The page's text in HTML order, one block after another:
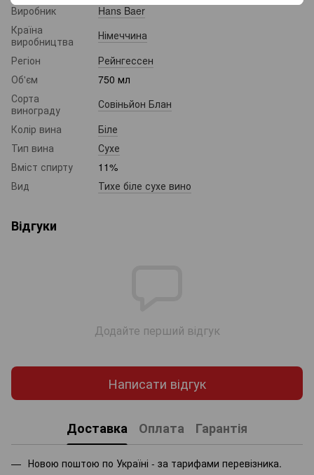
Виробник
Hans Baer
Країна
виробництва
Німеччина
Регіон
Рейнгессен
Об'єм
750 мл
Сорта
винограду
Совіньйон Блан
Колір вина
Біле
Тип вина
Сухе
Вміст спирту
11%
Вид
Тихе біле сухе вино
Відгуки
Додайте перший відгук
Написати відгук
Доставка Оплата Гарантія
Новою поштою по Україні - за тарифами перевізника.